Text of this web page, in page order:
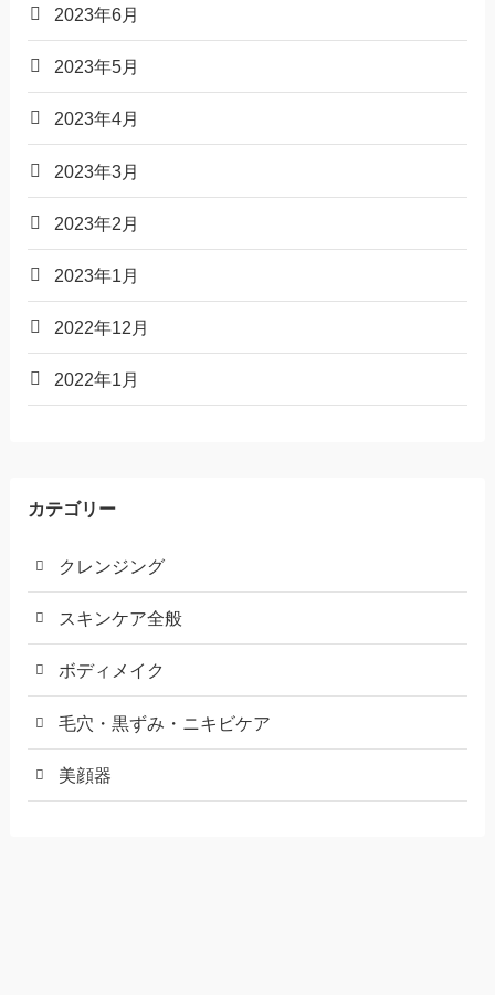
2023年6月
2023年5月
2023年4月
2023年3月
2023年2月
2023年1月
2022年12月
2022年1月
カテゴリー
クレンジング
スキンケア全般
ボディメイク
毛穴・黒ずみ・ニキビケア
美顔器